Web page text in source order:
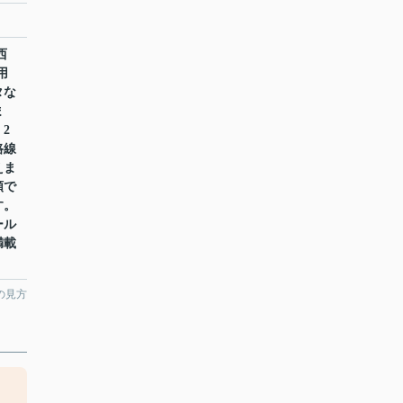
な
2
線
で
ル
載
見方